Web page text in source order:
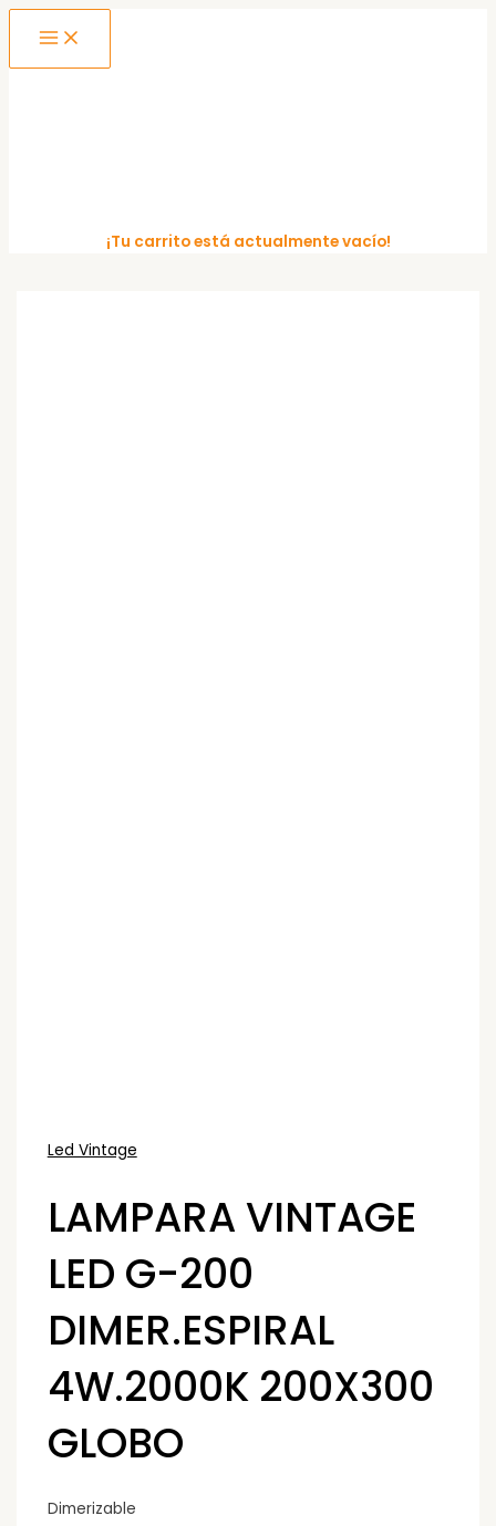
Ir
MENU
¡Tu carrito está actualmente vacío!
Led Vintage
LAMPARA VINTAGE
LED G-200
DIMER.ESPIRAL
4W.2000K 200X300
GLOBO
Dimerizable